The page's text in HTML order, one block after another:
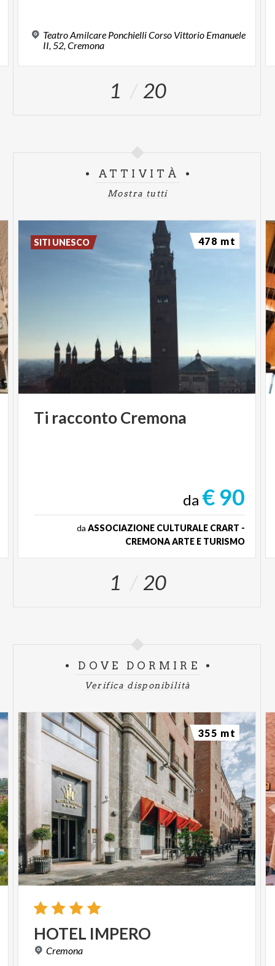
Teatro Amilcare Ponchielli Corso Vittorio Emanuele
II, 52, Cremona
1 20
ATTIVITÀ
Mostra tutti
Ti raccontoCremona
da € 90
da ASSOCIAZIONE CULTURALE CRART -
CREMONA ARTE E TURISMO
SITI UNESCO 478 mt
1 20
DOVE DORMIRE
Verifica disponibilità
HOTEL IMPERO
Cremona
355 mt